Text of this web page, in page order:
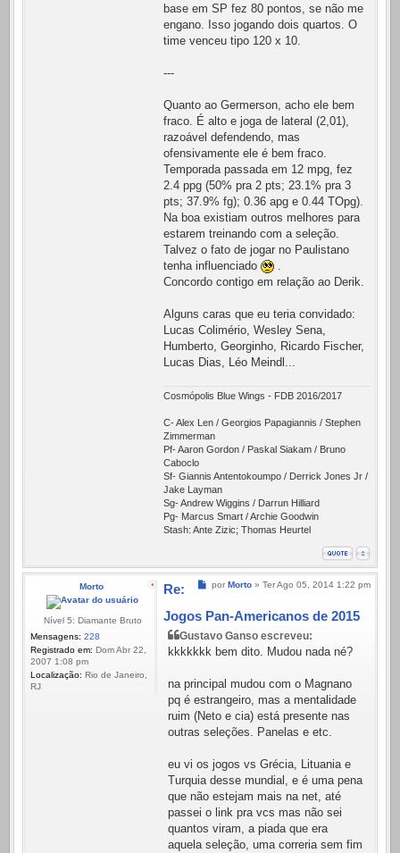
base em SP fez 80 pontos, se não me
engano. Isso jogando dois quartos. O
time venceu tipo 120 x 10.
---
Quanto ao Germerson, acho ele bem
fraco. É alto e joga de lateral (2,01),
razoável defendendo, mas
ofensivamente ele é bem fraco.
Temporada passada em 12 mpg, fez
2.4 ppg (50% pra 2 pts; 23.1% pra 3
pts; 37.9% fg); 0.36 apg e 0.44 TOpg).
Na boa existiam outros melhores para
estarem treinando com a seleção.
Talvez o fato de jogar no Paulistano
tenha influenciado
Concordo contigo em relação ao Derik.
Alguns caras que eu teria convidado:
Lucas Colimério, Wesley Sena,
Humberto, Georginho, Ricardo Fischer,
Lucas Dias, Léo Meindl...
Cosmópolis Blue Wings - FDB 2016/2017
C- Alex Len / Georgios Papagiannis / Stephen
Zimmerman
Pf- Aaron Gordon / Paskal Siakam / Bruno
Caboclo
Sf- Giannis Antentokoumpo / Derrick Jones Jr /
Jake Layman
Sg- Andrew Wiggins / Darrun Hilliard
Pg- Marcus Smart / Archie Goodwin
Stash: Ante Zizic; Thomas Heurtel
Morto
Nível 5: Diamante Bruto
Mensagens: 228
Registrado em: Dom Abr 22,
2007 1:08 pm
Localização: Rio de Janeiro,
RJ
Mensagem
por Morto » Ter Ago 05, 2014 1:22 pm
Re:
Jogos Pan-Americanos de 2015
Gustavo Ganso escreveu:
kkkkkkk bem dito. Mudou nada né?
na principal mudou com o Magnano
pq é estrangeiro, mas a mentalidade
ruim (Neto e cia) está presente nas
outras seleções. Panelas e etc.
eu vi os jogos vs Grécia, Lituania e
Turquia desse mundial, e é uma pena
que não estejam mais na net, até
passei o link pra vcs mas não sei
quantos viram, a piada que era
aquela seleção, uma correria sem fim